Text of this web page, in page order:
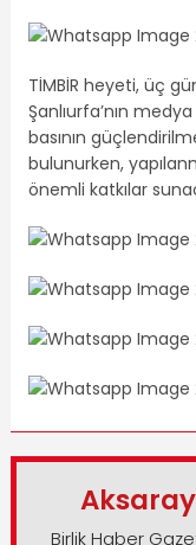
TİMBİR heyeti, üç
Şanlıurfa’nın
basının
bulunurken,
önemli katkılar
Birlik Haber